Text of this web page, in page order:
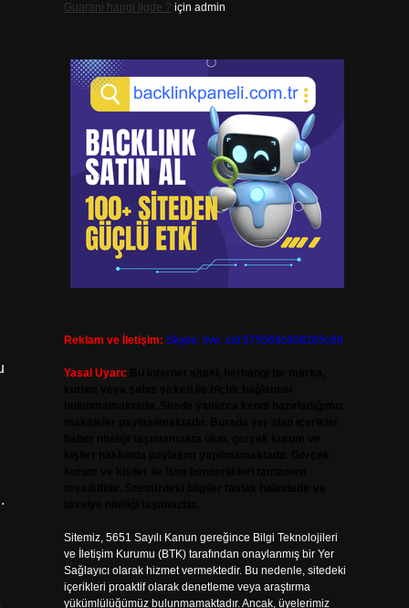
Guarani hangi ligde ? için admin
Reklam ve İletişim: Skype: live:.cid.575569c608265c69
Yasal Uyarı:
Sitemiz, 5651 Sayılı Kanun gereğince Bilgi Teknolojileri
ve İletişim Kurumu (BTK) tarafından onaylanmış bir Yer
Sağlayıcı olarak hizmet vermektedir. Bu nedenle, sitedeki
içerikleri proaktif olarak denetleme veya araştırma
yükümlülüğümüz bulunmamaktadır. Ancak, üyelerimiz